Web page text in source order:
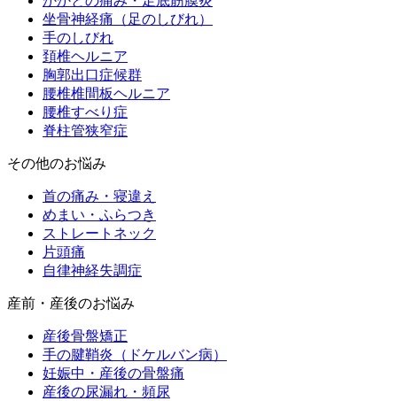
坐骨神経痛（足のしびれ）
手のしびれ
頚椎ヘルニア
胸郭出口症候群
腰椎椎間板ヘルニア
腰椎すべり症
脊柱管狭窄症
その他のお悩み
首の痛み・寝違え
めまい・ふらつき
ストレートネック
片頭痛
自律神経失調症
産前・産後のお悩み
産後骨盤矯正
手の腱鞘炎（ドケルバン病）
妊娠中・産後の骨盤痛
産後の尿漏れ・頻尿